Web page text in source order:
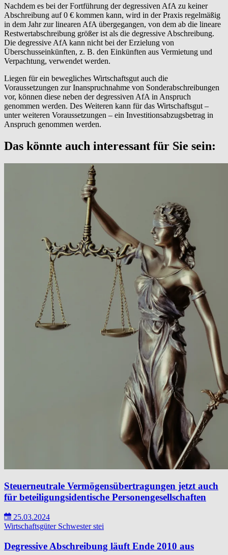
Nachdem es bei der Fortführung der degressiven AfA zu keiner
Abschreibung auf 0 € kommen kann, wird in der Praxis regelmäßig
in dem Jahr zur linearen AfA übergegangen, von dem ab die lineare
Restwertabschreibung größer ist als die degressive Abschreibung.
Die degressive AfA kann nicht bei der Erzielung von
Überschusseinkünften, z. B. den Einkünften aus Vermietung und
Verpachtung, verwendet werden.
Liegen für ein bewegliches Wirtschaftsgut auch die
Voraussetzungen zur Inanspruchnahme von Sonderabschreibungen
vor, können diese neben der degressiven AfA in Anspruch
genommen werden. Des Weiteren kann für das Wirtschaftsgut –
unter weiteren Voraussetzungen – ein Investitionsabzugsbetrag in
Anspruch genommen werden.
Das könnte auch interessant für Sie sein:
Steuerneutrale Vermögensübertragungen jetzt auch
für beteiligungsidentische Personengesellschaften
25.03.2024
Wirtschaftsgüter Schwesterstei
Degressive Abschreibung läuft Ende 2010 aus